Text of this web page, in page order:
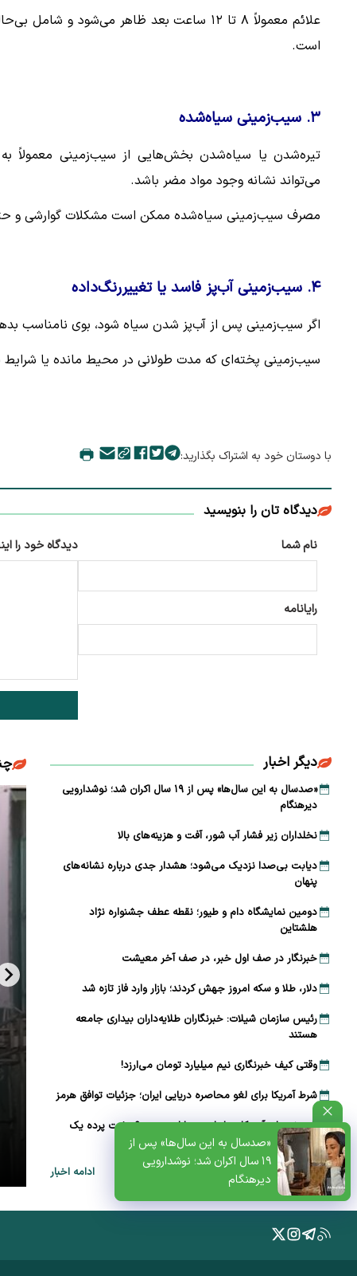
«صدسال به این سال‌ها» پس از
۱۹ سال اکران شد؛ نوشدارویی
دیرهنگام
علائم معمولاً ۸ تا ۱۲ ساعت بعد ظاهر می‌شود
است.
۳. سیب‌زمینی سیاه‌شده
تیره‌شدن یا سیاه‌شدن بخش‌هایی از سیب‌زمینی معمولاً
می‌تواند نشانه وجود مواد مضر باشد.
مصرف سیب‌زمینی سیاه‌شده ممکن است مشکلات گوارشی و
۴. سیب‌زمینی آب‌پز فاسد یا تغییررنگ‌داده
اگر سیب‌زمینی پس از آب‌پز شدن سیاه شود، بوی نامناسب
سیب‌زمینی پخته‌ای که مدت طولانی در محیط مانده یا
با دوستان خود به اشتراک بگذارید:
دیدگاه تان را بنویسید
نام شما
رایانامه
دیدگاه خود را
دیگر اخبار
«صدسال به این سال‌ها» پس از ۱۹ سال اکران شد؛ نوشدارویی
دیرهنگام
نخلداران زیر فشار آب شور، آفت و هزینه‌های بالا
دیابت بی‌صدا نزدیک می‌شود؛ هشدار جدی درباره نشانه‌های
پنهان
دومین نمایشگاه دام و طیور؛ نقطه عطف جشنواره نژاد
هلشتاین
خبرنگار در صف اول خبر، در صف آخر معیشت
دلار، طلا و سکه امروز جهش کردند؛ بازار وارد فاز تازه شد
رئیس سازمان شیلات: خبرنگاران طلایه‌داران بیداری جامعه
هستند
وقتی کیف خبرنگاری نیم میلیارد تومان می‌ارزد!
شرط آمریکا برای لغو محاصره دریایی ایران؛ جزئیات توافق هرمز
راز برنج‌های آمریکایی ارزان در بازار چیست؟ پشت پرده یک
ابهام بزرگ
ادامه اخبار